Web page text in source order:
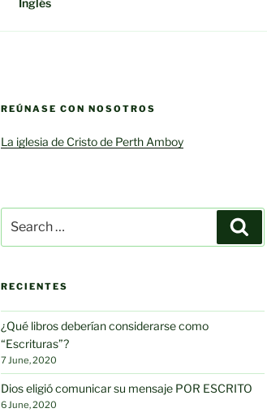
REÚNASE CON NOSOTROS
La iglesia de Cristo de Perth Amboy
for:
RECIENTES
¿Qué libros deberían considerarse como
“Escrituras”?
7 June, 2020
Dios eligió comunicar su mensaje POR ESCRITO
6 June, 2020